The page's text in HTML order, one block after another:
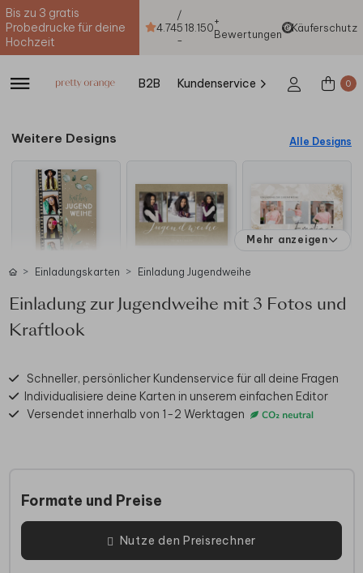
Bis zu 3 gratis
Probedrucke für deine
Hochzeit
4.74
/
5
-
18.150+
Bewertungen
Käuferschutz
B2B Kundenservice 0
Weitere Designs Alle Designs
Mehr anzeigen
Einladungskarten Einladung Jugendweihe
Einladung zur Jugendweihe mit 3 Fotos und
Kraftlook
Schneller, persönlicher Kundenservice für all deine Fragen
Individualisiere deine Karten in unserem einfachen Editor
Versendet innerhalb von 1-2 Werktagen
Formate und Preise
Nutze den Preisrechner